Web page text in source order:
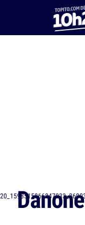
Danone